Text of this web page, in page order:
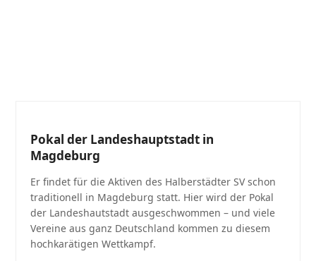
Pokal der Landeshauptstadt in
Magdeburg
Er findet für die Aktiven des Halberstädter SV schon
traditionell in Magdeburg statt. Hier wird der Pokal
der Landeshautstadt ausgeschwommen – und viele
Vereine aus ganz Deutschland kommen zu diesem
hochkarätigen Wettkampf.